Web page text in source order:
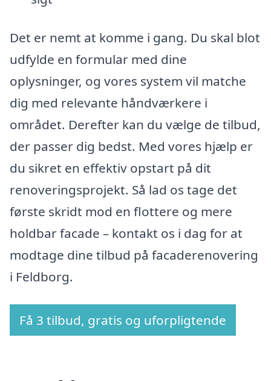
Det er nemt at komme i gang. Du skal blot
udfylde en formular med dine
oplysninger, og vores system vil matche
dig med relevante håndværkere i
området. Derefter kan du vælge de tilbud,
der passer dig bedst. Med vores hjælp er
du sikret en effektiv opstart på dit
renoveringsprojekt. Så lad os tage det
første skridt mod en flottere og mere
holdbar facade – kontakt os i dag for at
modtage dine tilbud på facaderenovering
i Feldborg.
Få 3 tilbud, gratis og uforpligtende